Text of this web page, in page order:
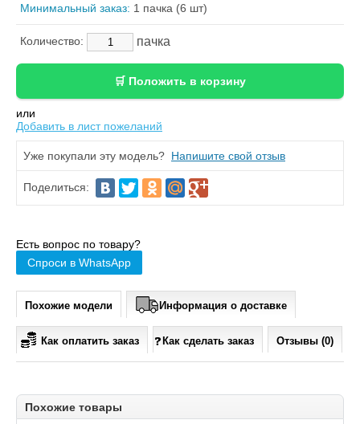
Минимальный заказ: 1 пачка (6 шт)
Количество: пачка
или
Добавить в лист пожеланий
Уже покупали эту модель? Напишите свой отзыв
Поделиться:
Есть вопрос по товару?
Спроси в WhatsApp
Похожие модели Информация о доставке
Как оплатить заказ Как сделать заказ Отзывы (0)
Похожие товары